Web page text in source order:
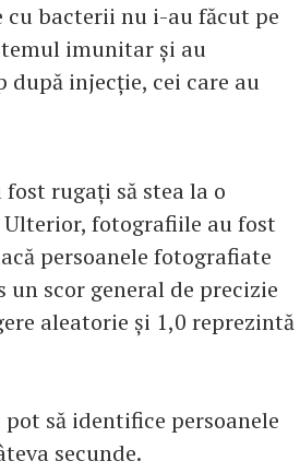
cu bacterii nu i-au făcut pe
imunitar și au
injecție, cei care au
rugați să stea la o
Ulterior, fotografiile au fost
persoanele fotografiate
un scor general de precizie
aleatorie și 1,0 reprezintă
să identifice persoanele
secunde.